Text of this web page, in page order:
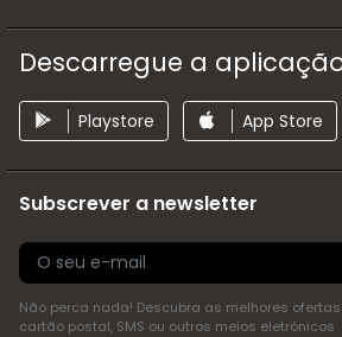
Descarregue a
Playstore App Store
Subscrever a newsletter
Não perca nada! Descubra as melhores
cartão postal, SMS ou outros meios eletrónicos